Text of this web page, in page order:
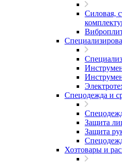
Силовая,
Спецодежда и
Защита
Защита
Хозтовары и